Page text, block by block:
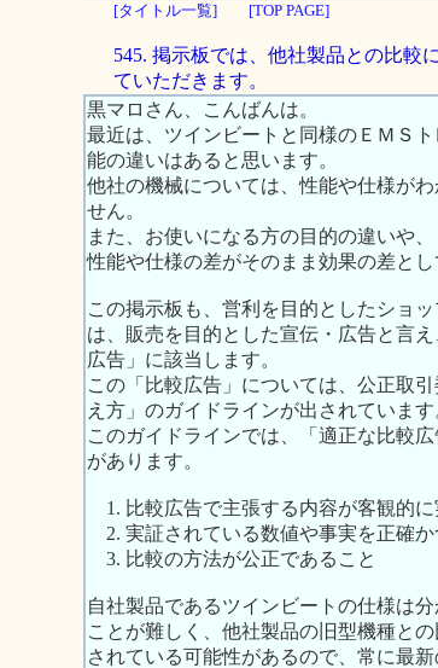
[タイトル一覧] [TOP PAGE]
545. 掲示板では、他社製品との比較
ていただきます。
黒マロさん、こんばんは。
最近は、ツインビートと同様のＥＭＳ
能の違いはあると思います。
他社の機械については、性能や仕様が
せん。
また、お使いになる方の目的の違いや
性能や仕様の差がそのまま効果の差とし
この掲示板も、営利を目的としたショ
は、販売を目的とした宣伝・広告と言
広告」に該当します。
この「比較広告」については、公正取
え方」のガイドラインが出されています
このガイドラインでは、「適正な比較
があります。
1. 比較広告で主張する内容が客観的に
2. 実証されている数値や事実を正確か
3. 比較の方法が公正であること
自社製品であるツインビートの仕様は
ことが難しく、他社製品の旧型機種と
されている可能性があるので、常に最